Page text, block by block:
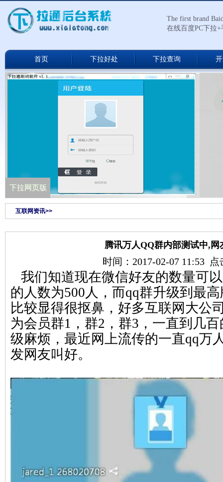
The first brand
在线百度PC下拉
首页 下拉好处 下拉查询
下拉通网络版
下拉网页版
互联网资讯>>
腾讯万人QQ群内部测试中,网
时间：2017-02-07 11:53
我们知道现在微信好友的数量可
的人数为500人，而qq群升级到最
比较显得很抠鼻，好多互联网大公
为会员群1，群2，群3，一直到几
级麻烦，最近网上流传的一直qq万
发网友叫好。